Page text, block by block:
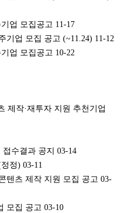
업 모집공고 11-17
기업 모집 공고 (~11.24) 11-12
업 모집공고 10-22
제작·재투자 지원 추천기업
접수결과 공지 03-14
정) 03-11
텐츠 제작 지원 모집 공고 03-
모집 공고 03-10